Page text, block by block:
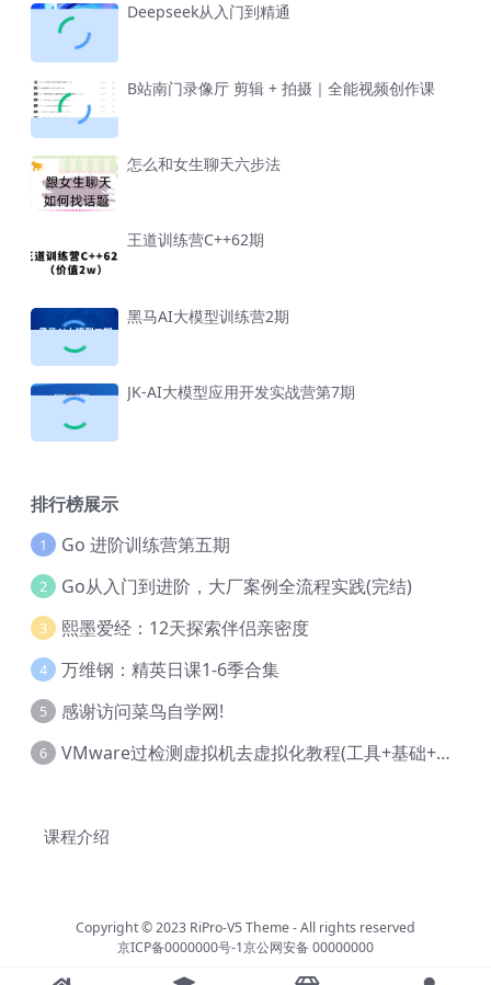
Deepseek从入门到精通
B站南门录像厅 剪辑 + 拍摄｜全能视频创作课
怎么和女生聊天六步法
王道训练营C++62期
黑马AI大模型训练营2期
JK-AI大模型应用开发实战营第7期
排行榜展示
1 Go 进阶训练营第五期
2 Go从入门到进阶，大厂案例全流程实践(完结)
3 熙墨爱经：12天探索伴侣亲密度
4 万维钢：精英日课1-6季合集
5 感谢访问菜鸟自学网!
6 VMware过检测虚拟机去虚拟化教程(工具+基础+进阶)
课程介绍
Copyright © 2023 RiPro-V5 Theme- All rights reserved
京ICP备0000000号-1京公网安备 00000000